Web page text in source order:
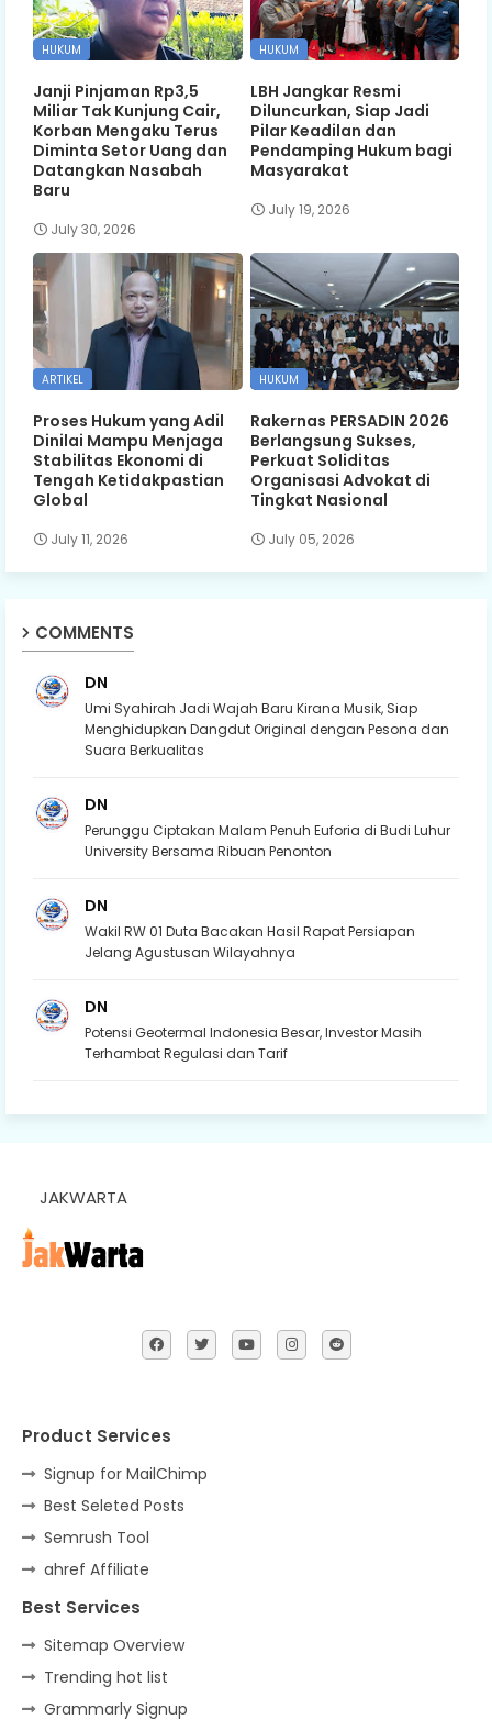
HUKUM
Janji Pinjaman Rp3,5
Miliar Tak Kunjung Cair,
Korban Mengaku Terus
Diminta Setor Uang dan
Datangkan Nasabah
Baru
July 30, 2026
HUKUM
LBH Jangkar Resmi
Diluncurkan, Siap Jadi
Pilar Keadilan dan
Pendamping Hukum bagi
Masyarakat
July 19, 2026
ARTIKEL
Proses Hukum yang Adil
Dinilai Mampu Menjaga
Stabilitas Ekonomi di
Tengah Ketidakpastian
Global
July 11, 2026
HUKUM
Rakernas PERSADIN 2026
Berlangsung Sukses,
Perkuat Soliditas
Organisasi Advokat di
Tingkat Nasional
July 05, 2026
COMMENTS
DN
Umi Syahirah Jadi Wajah Baru Kirana Musik, Siap
Menghidupkan Dangdut Original dengan Pesona dan
Suara Berkualitas
DN
Perunggu Ciptakan Malam Penuh Euforia di Budi Luhur
University Bersama Ribuan Penonton
DN
Wakil RW 01 Duta Bacakan Hasil Rapat Persiapan
Jelang Agustusan Wilayahnya
DN
Potensi Geotermal Indonesia Besar, Investor Masih
Terhambat Regulasi dan Tarif
JAKWARTA
Product Services
Signup for MailChimp
Best Seleted Posts
Semrush Tool
ahref Affiliate
Best Services
Sitemap Overview
Trending hot list
Grammarly Signup